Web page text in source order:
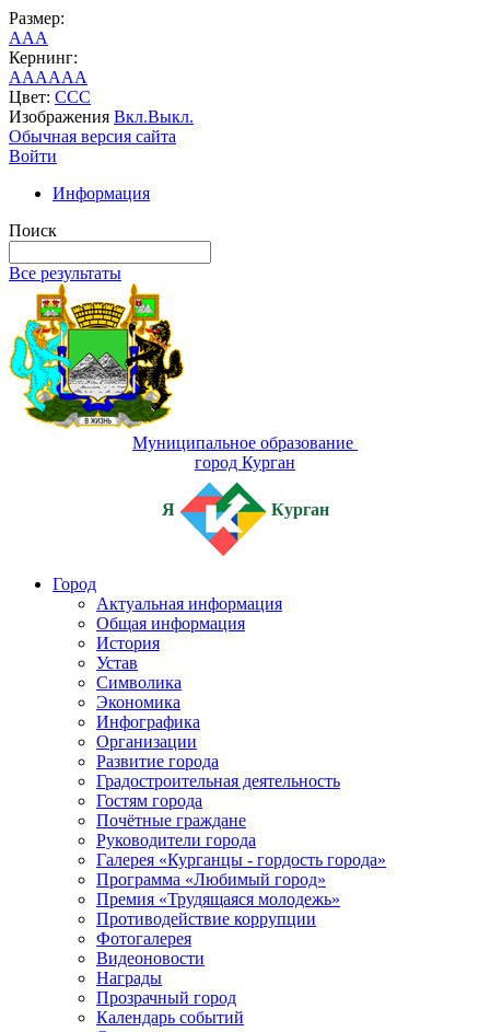
Размер:
AAA
Кернинг:
AAAAAA
Цвет: CCC
Изображения Вкл.Выкл.
Обычная версия сайта
Войти
Информация
Поиск
Все результаты
Муниципальное образование
город Курган
Я Курган
Город
Актуальная информация
Общая информация
История
Устав
Символика
Экономика
Инфографика
Организации
Развитие города
Градостроительная деятельность
Гостям города
Почётные граждане
Руководители города
Галерея «Курганцы - гордость города»
Программа «Любимый город»
Премия «Трудящаяся молодежь»
Противодействие коррупции
Фотогалерея
Видеоновости
Награды
Прозрачный город
Календарь событий